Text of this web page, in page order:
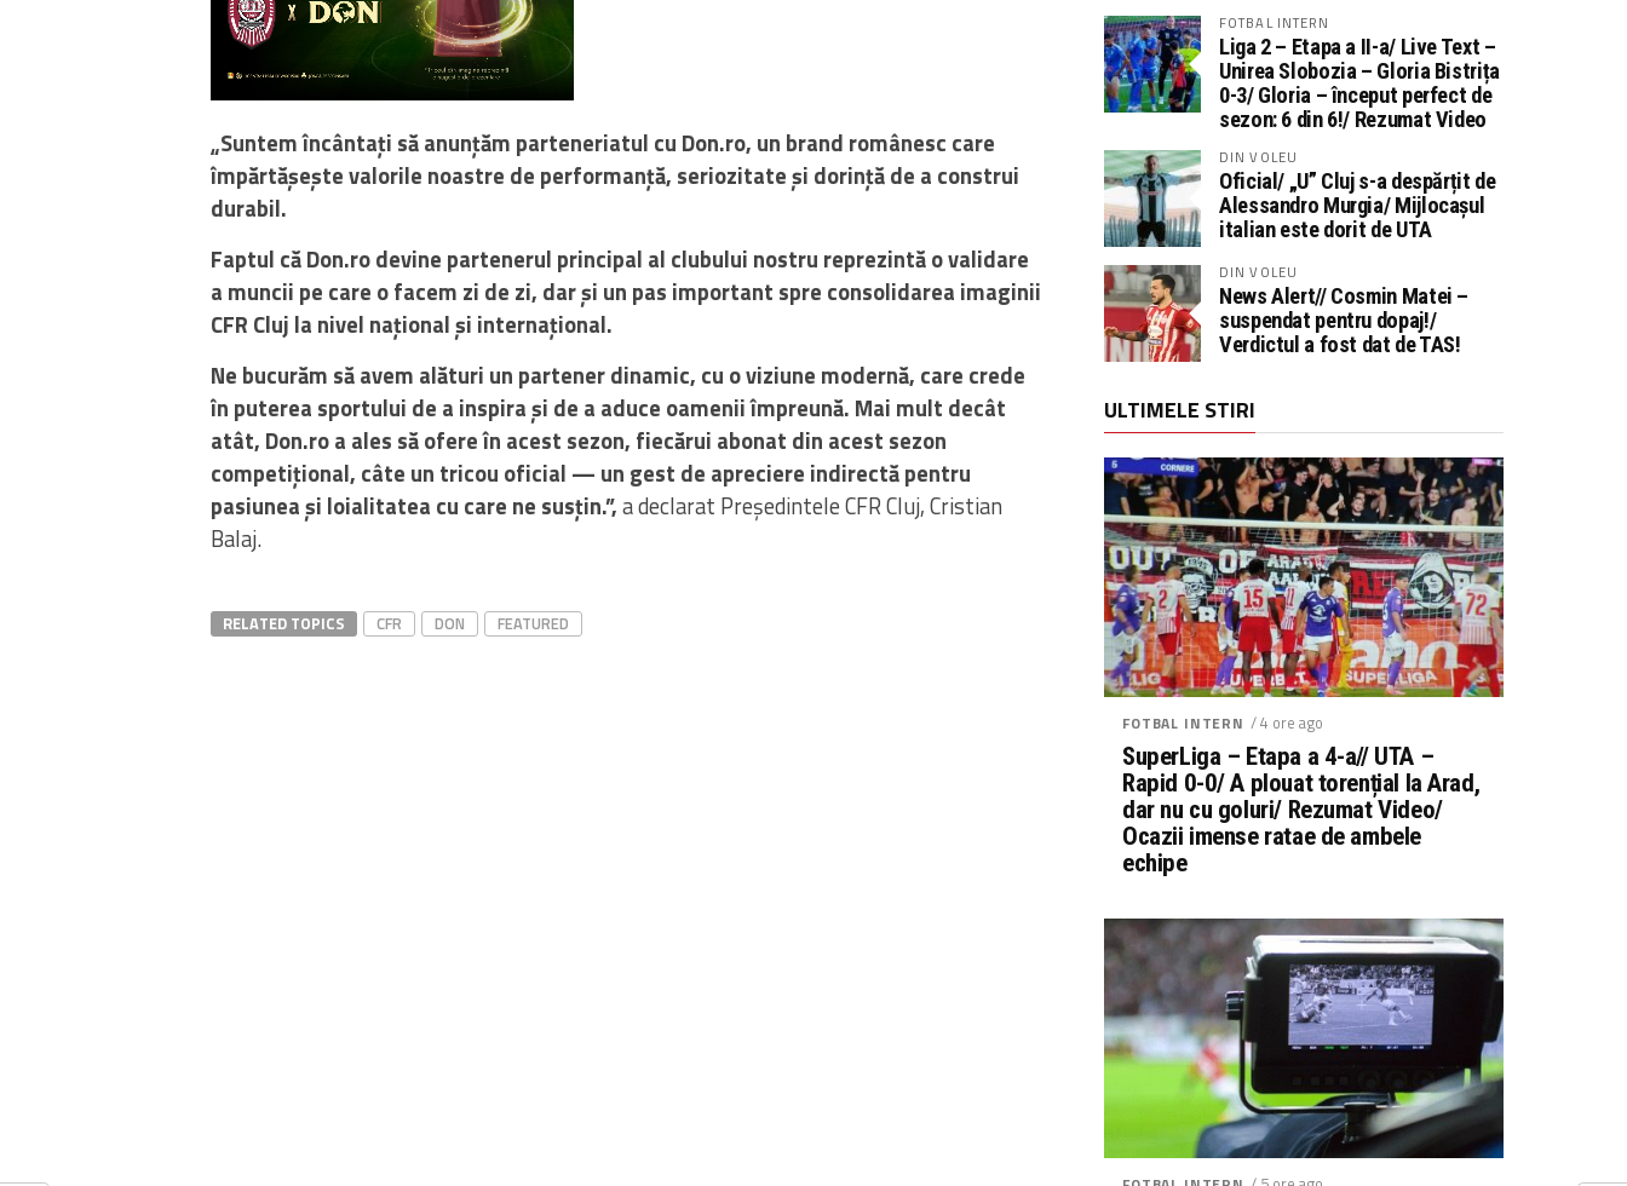
„Suntem încântați să anunțăm parteneriatul cu Don.ro, un brand românesc care
împărtășește valorile noastre de performanță, seriozitate și dorință de a construi
durabil.
Faptul că Don.ro devine partenerul principal al clubului nostru reprezintă o validare
a muncii pe care o facem zi de zi, dar și un pas important spre consolidarea imaginii
CFR Cluj la nivel național și internațional.
Ne bucurăm să avem alături un partener dinamic, cu o viziune modernă, care crede
în puterea sportului de a inspira și de a aduce oamenii împreună. Mai mult decât
atât, Don.ro a ales să ofere în acest sezon, fiecărui abonat din acest sezon
competițional, câte un tricou oficial — un gest de apreciere indirectă pentru
pasiunea și loialitatea cu care ne susțin.”,a declarat Președintele CFR Cluj, Cristian
Balaj.
RELATED TOPICS CFR DON FEATURED
FOTBAL INTERN
Liga 2 – Etapa a II-a/ Live Text –
Unirea Slobozia – Gloria Bistrița
0-3/ Gloria – început perfect de
sezon: 6 din 6!/ Rezumat Video
DIN VOLEU
Oficial/ „U” Cluj s-a despărțit de
Alessandro Murgia/ Mijlocașul
italian este dorit de UTA
DIN VOLEU
News Alert// Cosmin Matei –
suspendat pentru dopaj!/
Verdictul a fost dat de TAS!
ULTIMELE STIRI
FOTBAL INTERN / 4 ore ago
SuperLiga – Etapa a 4-a// UTA –
Rapid 0-0/ A plouat torențial la Arad,
dar nu cu goluri/ Rezumat Video/
Ocazii imense ratae de ambele
echipe